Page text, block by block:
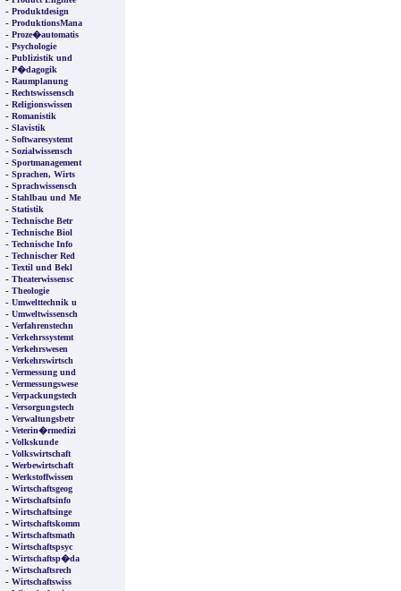
- Produktdesign
- ProduktionsMana
- Proze�automatis
- Psychologie
- Publizistik und
- P�dagogik
- Raumplanung
- Rechtswissensch
- Religionswissen
- Romanistik
- Slavistik
- Softwaresystemt
- Sozialwissensch
- Sportmanagement
- Sprachen, Wirts
- Sprachwissensch
- Stahlbau und Me
- Statistik
- Technische Betr
- Technische Biol
- Technische Info
- Technischer Red
- Textil und Bekl
- Theaterwissensc
- Theologie
- Umwelttechnik u
- Umweltwissensch
- Verfahrenstechn
- Verkehrssystemt
- Verkehrswesen
- Verkehrswirtsch
- Vermessung und
- Vermessungswese
- Verpackungstech
- Versorgungstech
- Verwaltungsbetr
- Veterin�rmedizi
- Volkskunde
- Volkswirtschaft
- Werbewirtschaft
- Werkstoffwissen
- Wirtschaftsgeog
- Wirtschaftsinfo
- Wirtschaftsinge
- Wirtschaftskomm
- Wirtschaftsmath
- Wirtschaftspsyc
- Wirtschaftsp�da
- Wirtschaftsrech
- Wirtschaftswiss